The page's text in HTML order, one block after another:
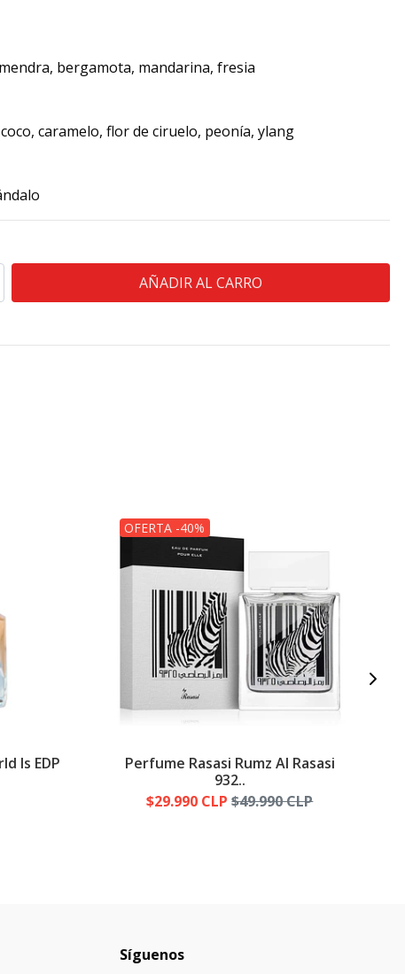
bergamota, mandarina, fresia
caramelo, flor de ciruelo, peonía, ylang
Is EDP
OFERTA -40%
Perfume Rasasi Rumz Al Rasasi
932..
$29.990 CLP $49.990 CLP
Síguenos